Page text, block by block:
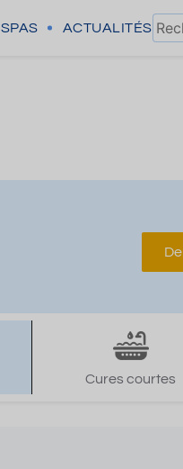
SPAS ACTUALITÉS
Cures courtes